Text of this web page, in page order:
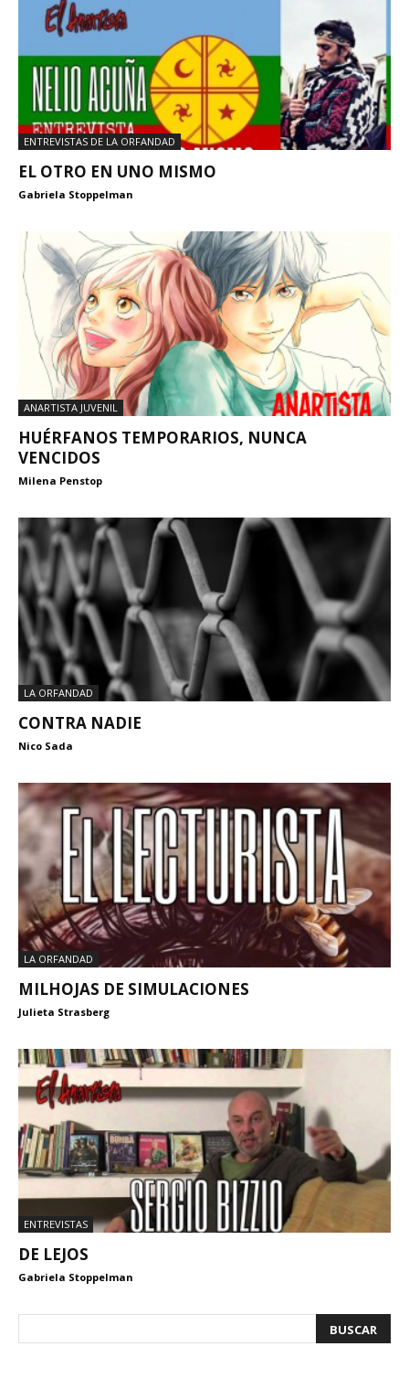
ENTREVISTAS DE LA ORFANDAD
EL OTRO EN UNO MISMO
Gabriela Stoppelman
ANARTISTA JUVENIL
HUÉRFANOS TEMPORARIOS, NUNCA
VENCIDOS
Milena Penstop
LA ORFANDAD
CONTRA NADIE
Nico Sada
LA ORFANDAD
MILHOJAS DE SIMULACIONES
Julieta Strasberg
ENTREVISTAS
DE LEJOS
Gabriela Stoppelman